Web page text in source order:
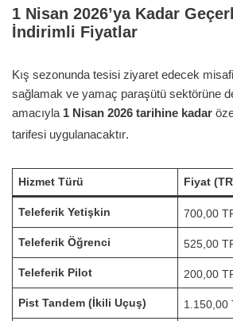
1 Nisan 2026’ya Kadar
İndirimli Fiyatlar
Kış sezonunda tesisi ziyaret edecek
sağlamak ve yamaç paraşütü sektörüne
amacıyla 1 Nisan 2026 tarihine kadar
tarifesi uygulanacaktır.
Hizmet Türü Fiyat
Teleferik Yetişkin 700,00
Teleferik Öğrenci 525,00
Teleferik Pilot 200,00
Pist Tandem (İkili Uçuş) 1.150,00